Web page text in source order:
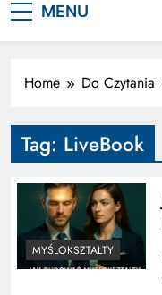
MENU
Home Do Czytania
Tag: LiveBook
MYŚLOKSZTAŁTY